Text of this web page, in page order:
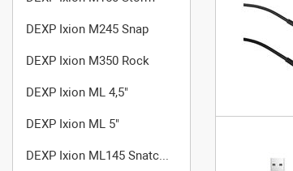
DEXP Ixion M245 Snap
DEXP Ixion M350 Rock
DEXP Ixion ML 4,5"
DEXP Ixion ML 5"
DEXP Ixion ML145 Snatch SE